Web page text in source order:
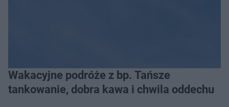
Wakacyjne podróże z bp. Tańsze
tankowanie, dobra kawa i chwila oddechu